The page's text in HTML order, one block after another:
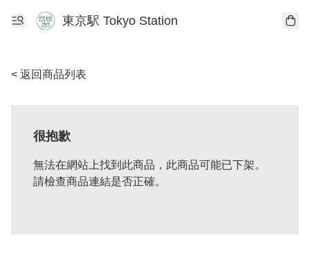
東京駅 Tokyo Station
< 返回商品列表
很抱歉
無法在網站上找到此商品，此商品可能已下架。
請檢查商品連結是否正確。